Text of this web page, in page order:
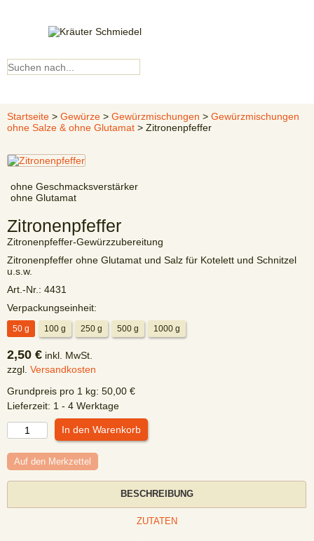
Startseite > Gewürze > Gewürzmischungen > Gewürzmischungen
ohne Salze & ohne Glutamat > Zitronenpfeffer
ohne Geschmacksverstärker
ohne Glutamat
Zitronenpfeffer
Zitronenpfeffer-Gewürzzubereitung
Zitronenpfeffer ohne Glutamat und Salz für Kotelett und Schnitzel
u.s.w.
Art.-Nr.: 4431
Verpackungseinheit:
50 g 100 g 250 g 500 g 1000 g
2,50 € inkl. MwSt.
zzgl. Versandkosten
Grundpreis pro 1 kg: 50,00 €
Lieferzeit: 1 - 4 Werktage
Auf den Merkzettel
BESCHREIBUNG
ZUTATEN